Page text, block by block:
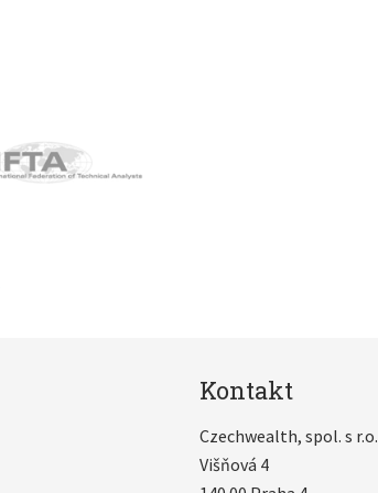
Kontakt
Czechwealth, spol. s r.o.
Višňová 4